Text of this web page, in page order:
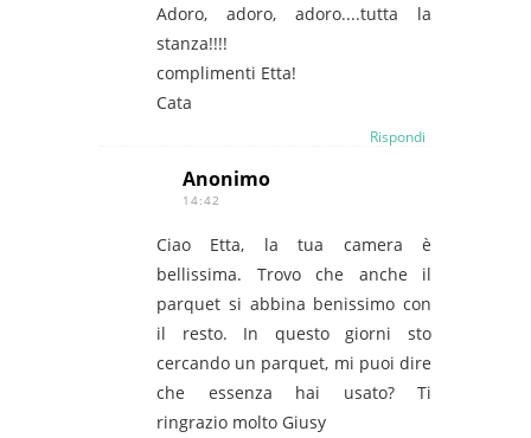
Adoro, adoro, adoro....tutta la
stanza!!!!
complimenti Etta!
Cata
Rispondi
Anonimo
14:42
Ciao Etta, la tua camera è
bellissima. Trovo che anche il
parquet si abbina benissimo con
il resto. In questo giorni sto
cercando un parquet, mi puoi dire
che essenza hai usato? Ti
ringrazio molto Giusy